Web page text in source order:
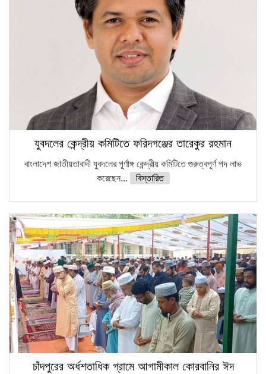
যুবদলের কেন্দ্রীয় কমিটিতে ফরিদগঞ্জের তারেকুর রহমান
বাংলাদেশ জাতীয়তাবাদী যুবদলের পূর্ণাঙ্গ কেন্দ্রীয় কমিটিতে গুরুত্বপূর্ণ পদ লাভ
করেছেন...
বিস্তারিত
চাঁদপুরের অর্ধশতাধিক গ্রামে আগামীকাল কোরবানির ঈদ